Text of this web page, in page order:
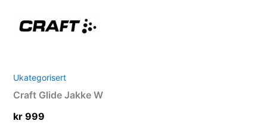
Ukategorisert
Craft Glide Jakke W
kr 999